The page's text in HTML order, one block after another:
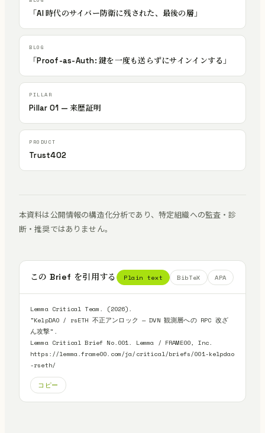
「AI 時代のサイバー防衛に残された、最後の層」
「Proof-as-Auth: 鍵を一度も送らずにサインインする」
Pillar 01 — 来歴証明
Trust402
本資料は公開情報の構造化分析であり、特定組織への監査・診
断・推奨ではありません。
この Brief を引用する Plain text BibTeX APA
Lemma Critical Team. (2026).
"KelpDAO / rsETH 不正アンロック — DVN 観測層への RPC 改ざ
ん攻撃".
Lemma Critical Brief No.001. Lemma / FRAME00, Inc.
https://lemma.frame00.com/ja/critical/briefs/001-kelpdao
-rseth/
コピー